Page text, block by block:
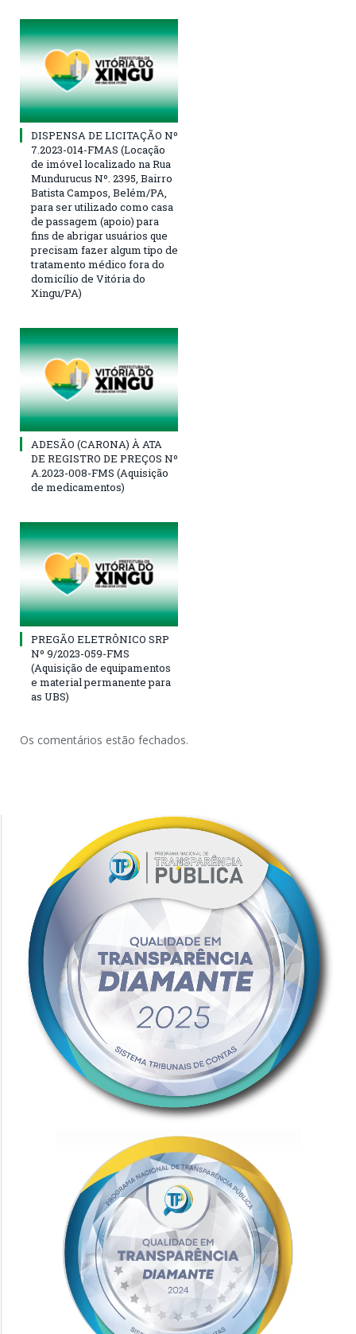
DISPENSA DE LICITAÇÃO Nº
7.2023-014-FMAS (Locação
de imóvel localizado na Rua
Mundurucus Nº. 2395, Bairro
Batista Campos, Belém/PA,
para ser utilizado como casa
de passagem (apoio) para
fins de abrigar usuários que
precisam fazer algum tipo de
tratamento médico fora do
domicílio de Vitória do
Xingu/PA)
ADESÃO (CARONA) À ATA
DE REGISTRO DE PREÇOS Nº
A.2023-008-FMS (Aquisição
de medicamentos)
PREGÃO ELETRÔNICO SRP
Nº 9/2023-059-FMS
(Aquisição de equipamentos
e material permanente para
as UBS)
Os comentários estão fechados.